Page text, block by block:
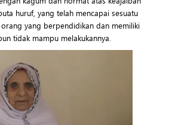
huruf, yang telah mencapai sesuatu
yang berpendidikan dan memiliki
tidak mampu melakukannya.